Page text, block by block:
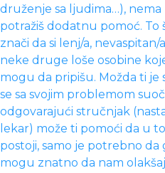
druženje sa ljudima…), nema
potražiš dodatnu pomoć. To
znači da si lenj/a, nevaspitan/
neke druge loše osobine
mogu da pripišu. Možda ti
se sa svojim problemom
odgovarajući stručnjak
lekar) može ti pomoći da u
postoji, samo je potrebno
mogu znatno da nam